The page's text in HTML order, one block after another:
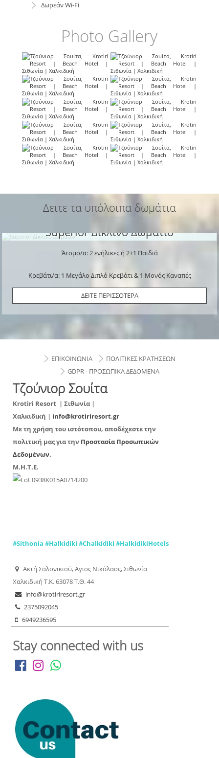
Δωρεάν Wi-Fi
Photo Gallery
Δειτε τα υπόλοιπα δωμάτια
Superior Δίκλινο Δωμάτιο
Άτομο/α: 2 ενήλικες ή 2+1 Παιδιά
Κρεβάτι/α: 1 Μεγάλο Διπλό Κρεβάτι & 1 Μονός Καναπές
ΔΕΙΤΕ ΠΕΡΙΣΣΟΤΕΡΑ
ΕΠΙΚΟΙΝΩΝΙΑ
ΠΟΛΙΤΙΚΕΣ ΚΡΑΤΗΣΕΩΝ
GDPR - ΠΡΟΣΩΠΙΚΑ ΔΕΔΟΜΕΝΑ
Τζούνιορ Σουίτα
Krotiri Resort | Σιθωνία |
Χαλκιδική | info@krotiriresort.gr
Με τη χρήση του ιστότοπου, αποδέχεστε την
πολιτική μας για την Προστασία Προσωπικών
Δεδομένων.
Μ.Η.Τ.Ε.
0938Κ015Α0714200
#Sithonia #Halkidiki #Chalkidiki #HalkidikiHotels
Ακτή Σαλονικιού, Aγιος Νικόλαος, Σιθωνία
Χαλκιδική Τ.Κ. 63078 Τ.Θ. 44
info@krotiriresort.gr
2375092045
6949236595
Stay connected with us